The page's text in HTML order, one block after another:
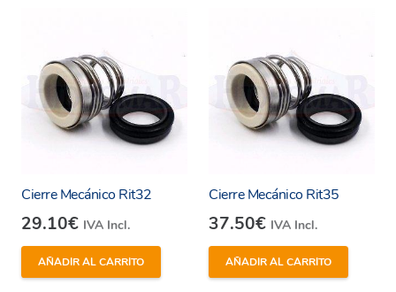
Cierre Mecánico Rit32
29.10€ IVA Incl.
AÑADIR AL CARRITO
Cierre Mecánico Rit35
37.50€ IVA Incl.
AÑADIR AL CARRITO